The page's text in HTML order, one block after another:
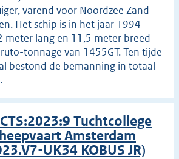
varend voor Noordzee Zand
Het schip is in het jaar 1994
meter lang en 11,5 meter breed
tonnage van 1455GT. Ten tijde
bestond de bemanning in totaal
Tuchtcollege
Amsterdam
UK34 KOBUS JR)